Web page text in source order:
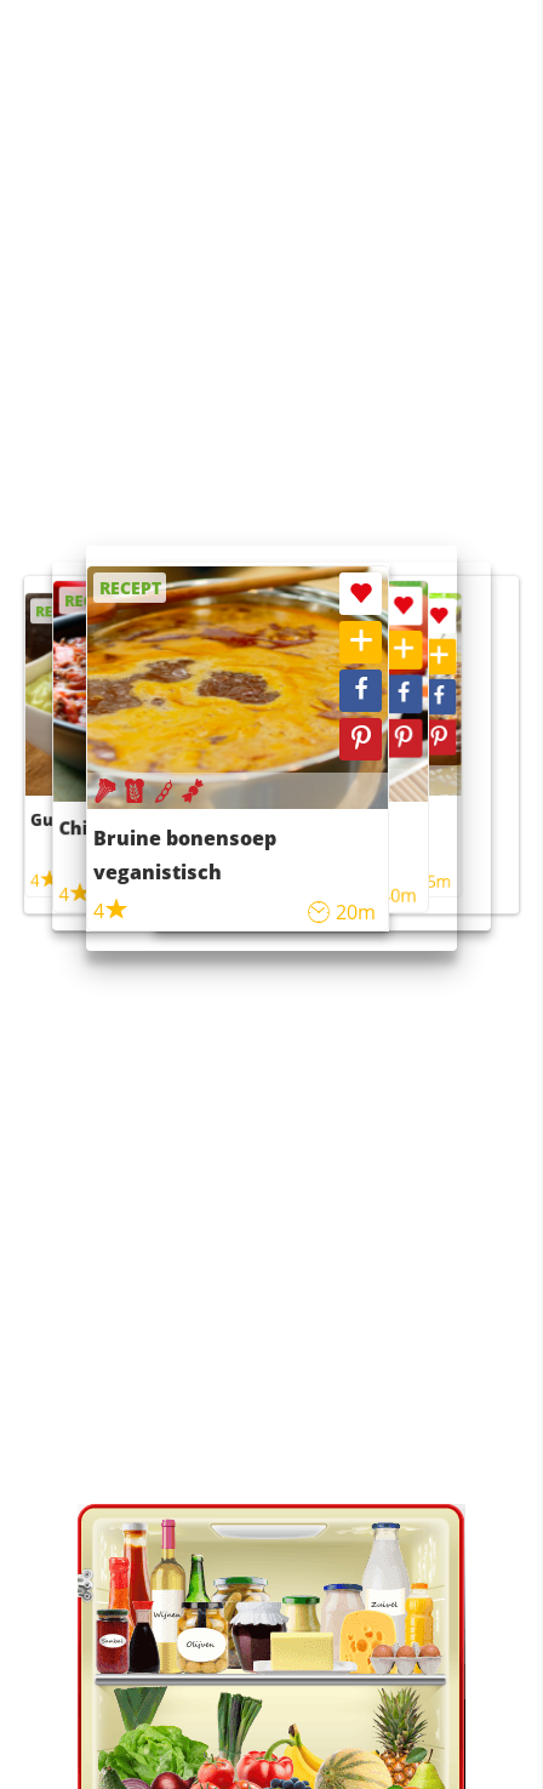
RECEPT
Guacamole
4
RECEPT
Chili con carne
4 45m
RECEPT
Bruine bonensoep
veganistisch
4
20m
RECEPT
Sushi rijstsalade
maaltijdsalade
40m
RECEPT
4 55m